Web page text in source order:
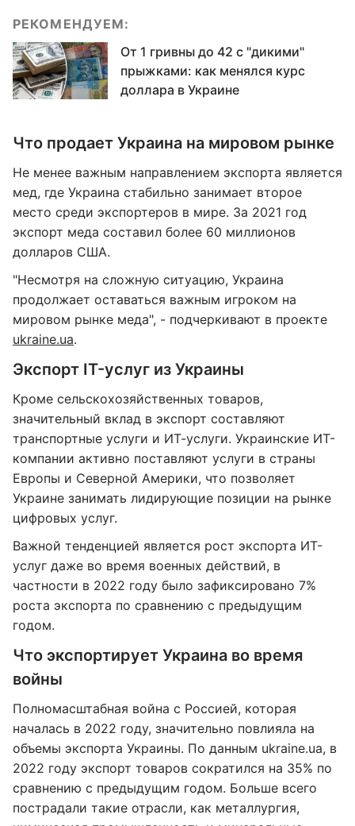
РЕКОМЕНДУЕМ:
От 1 гривны до 42 с "дикими"
прыжками: как менялся курс
доллара в Украине
Что продает Украина на мировом рынке
Не менее важным направлением экспорта является
мед, где Украина стабильно занимает второе
место среди экспортеров в мире. За 2021 год
экспорт меда составил более 60 миллионов
долларов США.
"Несмотря на сложную ситуацию, Украина
продолжает оставаться важным игроком на
мировом рынке меда", - подчеркивают в проекте
ukraine.ua.
Экспорт IT-услуг из Украины
Кроме сельскохозяйственных товаров,
значительный вклад в экспорт составляют
транспортные услуги и ИТ-услуги. Украинские ИТ-
компании активно поставляют услуги в страны
Европы и Северной Америки, что позволяет
Украине занимать лидирующие позиции на рынке
цифровых услуг.
Важной тенденцией является рост экспорта ИТ-
услуг даже во время военных действий, в
частности в 2022 году было зафиксировано 7%
роста экспорта по сравнению с предыдущим
годом.
Что экспортирует Украина во время
войны
Полномасштабная война с Россией, которая
началась в 2022 году, значительно повлияла на
объемы экспорта Украины. По данным ukraine.ua, в
2022 году экспорт товаров сократился на 35% по
сравнению с предыдущим годом. Больше всего
пострадали такие отрасли, как металлургия,